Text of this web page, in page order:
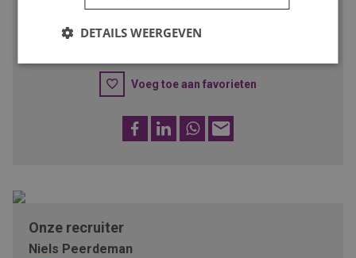
iemand met deze talenten!
FacebookLinkedInWhatsApp
SOLLICITEER
Voeg toe aan favorieten
Onze recruiter
Niels Peerdeman
DETAILS WEERGEVEN